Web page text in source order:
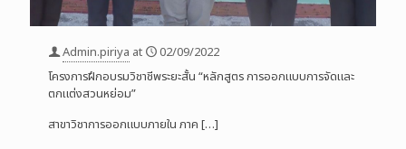
Admin.piriya at
02/09/2022
โครงการฝึกอบรมวิชาชีพระยะสั้น “หลักสูตร การออกแบบการจัดและ
ตกแต่งสวนหย่อม”
สาขาวิชาการออกแบบภายใน ภาค […]